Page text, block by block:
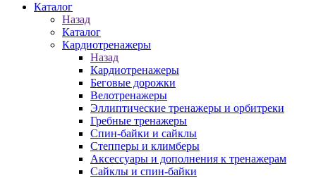
Каталог
Назад
Каталог
Кардиотренажеры
Назад
Кардиотренажеры
Беговые дорожки
Велотренажеры
Эллиптические тренажеры и орбитреки
Гребные тренажеры
Спин-байки и сайклы
Степперы и климберы
Аксессуары и дополнения к тренажерам
Сайклы и спин-байки